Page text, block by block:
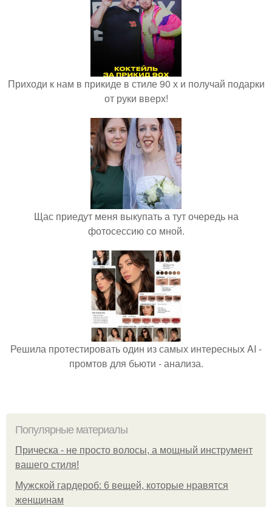
Приходи к нам в прикиде в стиле 90 х и получай подарки
от руки вверх!
Щас приедут меня выкупать а тут очередь на
фотосессию со мной.
Решила протестировать один из самых интересных AI -
промтов для бьюти - анализа.
Популярные материалы
Прическа - не просто волосы, а мощный инструмент
вашего стиля!
Мужской гардероб: 6 вещей, которые нравятся
женщинам